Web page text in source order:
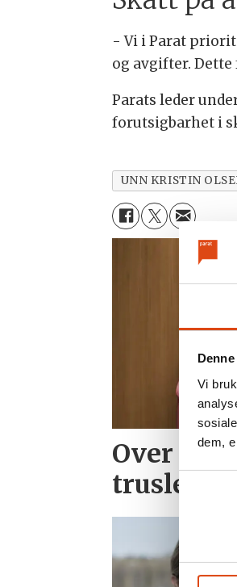
Vi
dem,
- Vi i Parat
og avgifter.
Parats leder
forutsigbarhet i
UNN KRISTIN
Over
trusler på